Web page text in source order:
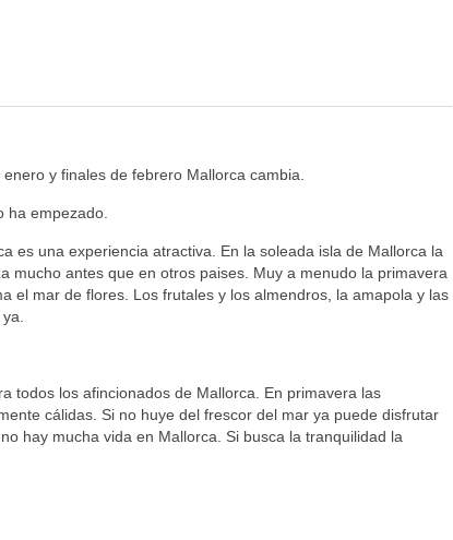
y finales de febrero Mallorca cambia.
ha empezado.
es una experiencia atractiva. En la soleada isla de Mallorca la
mucho antes que en otros paises. Muy a menudo la primavera
el mar de flores. Los frutales y los almendros, la amapola y las
todos los afincionados de Mallorca. En primavera las
cálidas. Si no huye del frescor del mar ya puede disfrutar
hay mucha vida en Mallorca. Si busca la tranquilidad la